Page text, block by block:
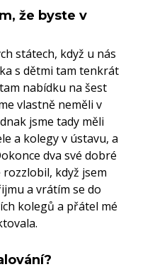
že byste v
státech, když u nás
s dětmi tam tenkrát
nabídku na šest
vlastně neměli v
jsme tady měli
a kolegy v ústavu, a
dva své dobré
když jsem
a vrátím se do
kolegů a přátel mé